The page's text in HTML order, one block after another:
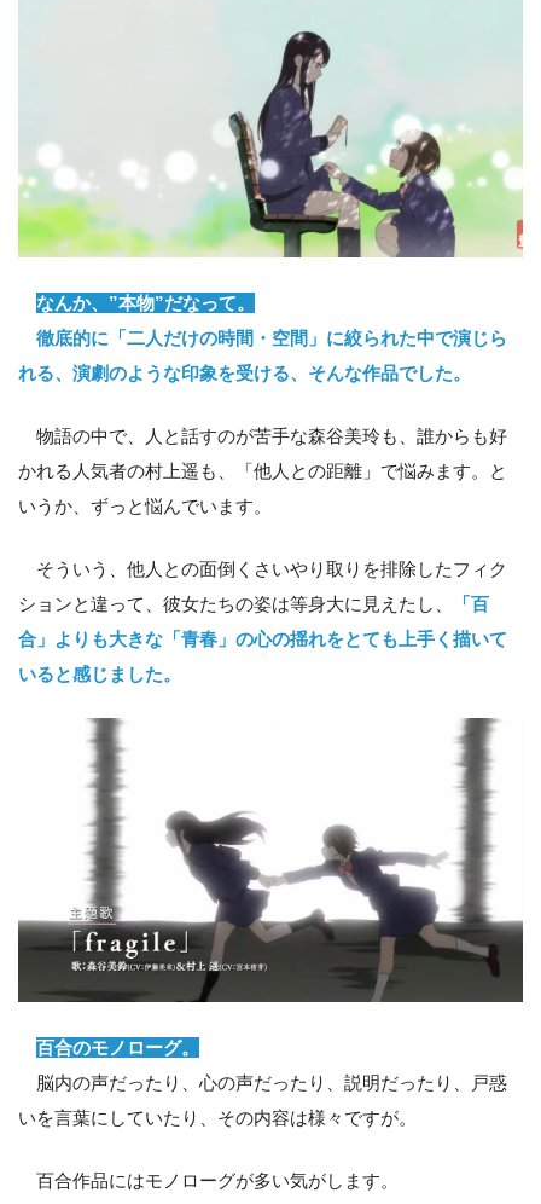
なんか、”本物”だなって。
徹底的に「二人だけの時間・空間」に絞られた中で演じら
れる、演劇のような印象を受ける、そんな作品でした。
物語の中で、人と話すのが苦手な森谷美玲も、誰からも好
かれる人気者の村上遥も、「他人との距離」で悩みます。と
いうか、ずっと悩んでいます。
そういう、他人との面倒くさいやり取りを排除したフィク
ションと違って、彼女たちの姿は等身大に見えたし、
「百
合」よりも大きな「青春」の心の揺れをとても上手く描いて
いると感じました。
百合のモノローグ。
脳内の声だったり、心の声だったり、説明だったり、戸惑
いを言葉にしていたり、その内容は様々ですが。
百合作品にはモノローグが多い気がします。